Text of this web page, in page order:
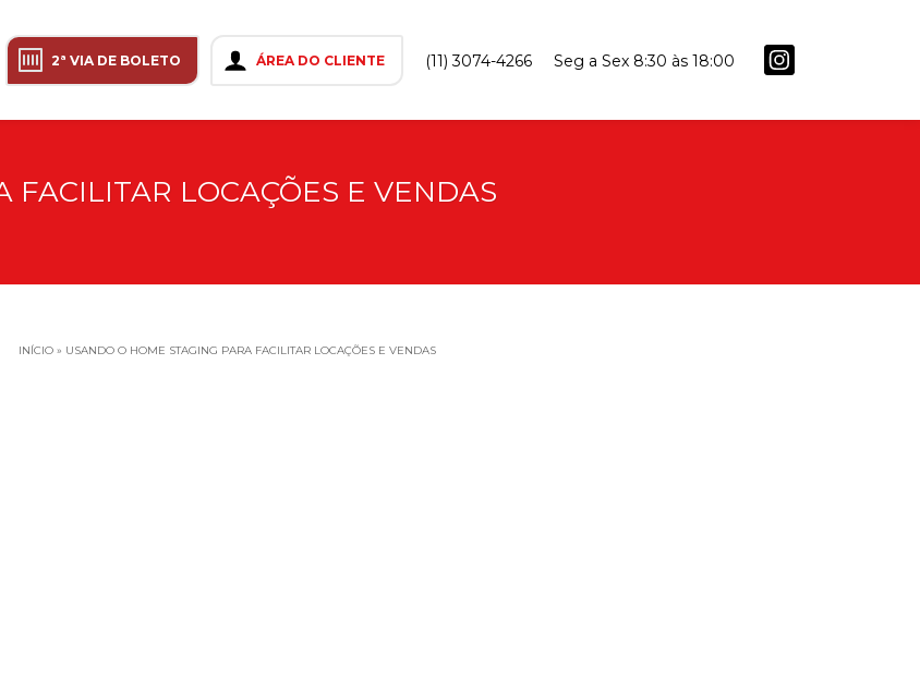
2ª VIA DE BOLETO ÁREA DO CLIENTE (11) 3074-4266 Seg a Sex 8:30 às 18:00
FACILITAR LOCAÇÕES E VENDAS
INÍCIO » USANDO O HOME STAGING PARA FACILITAR LOCAÇÕES E VENDAS